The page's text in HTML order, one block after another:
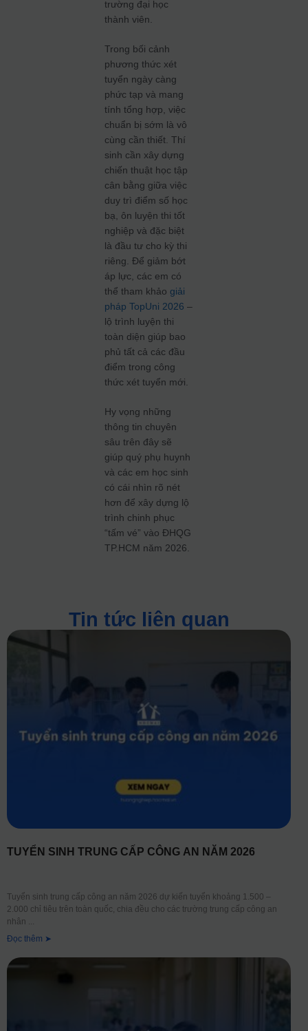
trường đại học
thành viên.
Trong bối cảnh
phương thức xét
tuyển ngày càng
phức tạp và mang
tính tổng hợp, việc
chuẩn bị sớm là vô
cùng cần thiết. Thí
sinh cần xây dựng
chiến thuật học tập
cân bằng giữa việc
duy trì điểm số học
bạ, ôn luyện thi tốt
nghiệp và đặc biệt
là đầu tư cho kỳ thi
riêng. Để giảm bớt
áp lực, các em có
thể tham khảogiải
pháp TopUni 2026 –
lộ trình luyện thi
toàn diện giúp bao
phủ tất cả các đầu
điểm trong công
thức xét tuyển mới.
Hy vọng những
thông tin chuyên
sâu trên đây sẽ
giúp quý phụ huynh
và các em học sinh
có cái nhìn rõ nét
hơn để xây dựng lộ
trình chinh phục
“tấm vé” vào ĐHQG
TP.HCM năm 2026.
Tin tức liên quan
TUYỂN SINH TRUNG CẤP CÔNG AN NĂM 2026
Tuyển sinh trung cấp công an năm 2026 dự kiến tuyển khoảng 1.500 –
2.000 chỉ tiêu trên toàn quốc, chia đều cho các trường trung cấp công an
nhân
Đọc thêm ➤